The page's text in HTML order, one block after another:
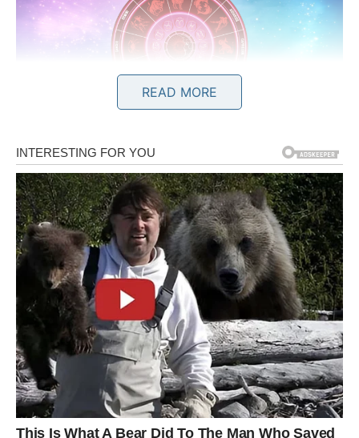
OVAN – EMOTIVNI PRESEK I
NOVA HRABROST
Od 3. do 8. marta Ovan prolazi kroz unutrašnji dijalog.
Ako ste se borili između ponosa i emocije, sada dolazi
trenutak da odlučite šta vam je važnije.
U ljubavi može doći do razgovora koji menja dinamiku
odnosa. Partner traži jasnoću, a vi shvatate da više nema
prostora za poluistine. Slobodni Ovnovi mogu doživeti
iznenadno javljanje osobe iz prošlosti, što budi stare
emocije.
READ MORE